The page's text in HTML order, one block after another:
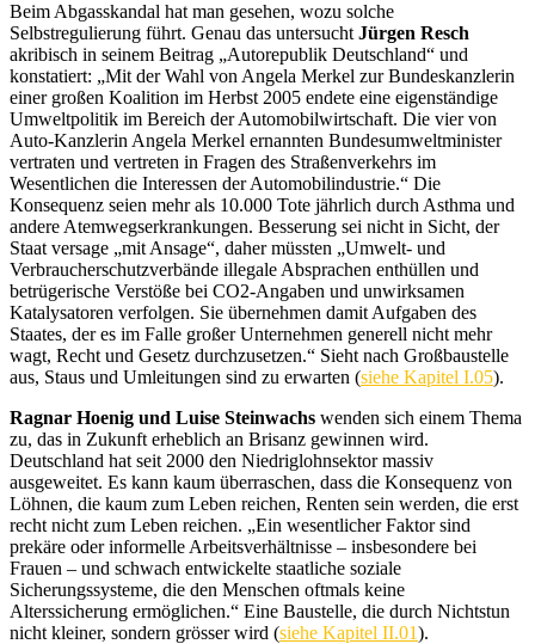
Beim Abgasskandal hat man gesehen, wozu solche
Selbstregulierung führt. Genau das untersucht Jürgen Resch
akribisch in seinem Beitrag „Autorepublik Deutschland“ und
konstatiert: „Mit der Wahl von Angela Merkel zur Bundeskanzlerin
einer großen Koalition im Herbst 2005 endete eine eigenständige
Umweltpolitik im Bereich der Automobilwirtschaft. Die vier von
Auto-Kanzlerin Angela Merkel ernannten Bundesumweltminister
vertraten und vertreten in Fragen des Straßenverkehrs im
Wesentlichen die Interessen der Automobilindustrie.“ Die
Konsequenz seien mehr als 10.000 Tote jährlich durch Asthma und
andere Atemwegserkrankungen. Besserung sei nicht in Sicht, der
Staat versage „mit Ansage“, daher müssten „Umwelt- und
Verbraucherschutzverbände illegale Absprachen enthüllen und
betrügerische Verstöße bei CO2-Angaben und unwirksamen
Katalysatoren verfolgen. Sie übernehmen damit Aufgaben des
Staates, der es im Falle großer Unternehmen generell nicht mehr
wagt, Recht und Gesetz durchzusetzen.“ Sieht nach Großbaustelle
aus, Staus und Umleitungen sind zu erwarten (siehe Kapitel I.05).
Ragnar Hoenig und Luise Steinwachs wenden sich einem Thema
zu, das in Zukunft erheblich an Brisanz gewinnen wird.
Deutschland hat seit 2000 den Niedriglohnsektor massiv
ausgeweitet. Es kann kaum überraschen, dass die Konsequenz von
Löhnen, die kaum zum Leben reichen, Renten sein werden, die erst
recht nicht zum Leben reichen. „Ein wesentlicher Faktor sind
prekäre oder informelle Arbeitsverhältnisse – insbesondere bei
Frauen – und schwach entwickelte staatliche soziale
Sicherungssysteme, die den Menschen oftmals keine
Alterssicherung ermöglichen.“ Eine Baustelle, die durch Nichtstun
nicht kleiner, sondern grösser wird (siehe Kapitel II.01).